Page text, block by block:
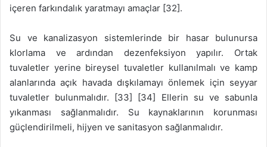
içeren farkındalık yaratmayı amaçlar [32].
Su ve kanalizasyon sistemlerinde bir hasar bulunursa
klorlama ve ardından dezenfeksiyon yapılır. Ortak
tuvaletler yerine bireysel tuvaletler kullanılmalı ve kamp
alanlarında açık havada dışkılamayı önlemek için seyyar
tuvaletler bulunmalıdır. [33] [34] Ellerin su ve sabunla
yıkanması sağlanmalıdır. Su kaynaklarının korunması
güçlendirilmeli, hijyen ve sanitasyon sağlanmalıdır.